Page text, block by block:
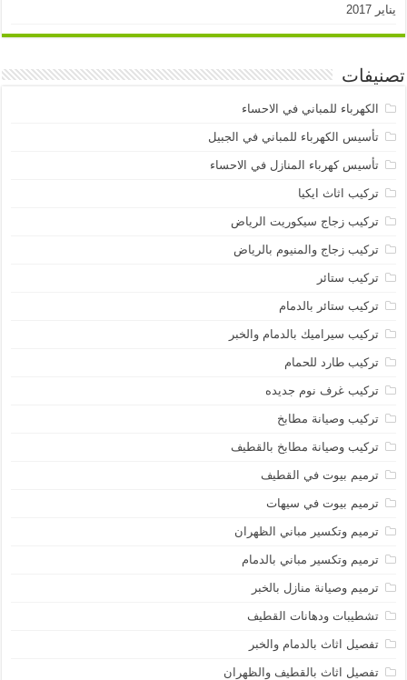
يناير 2017
تصنيفات
الكهرباء للمباني في الاحساء
تأسيس الكهرباء للمباني في الجبيل
تأسيس كهرباء المنازل في الاحساء
تركيب اثاث ايكيا
تركيب زجاج سيكوريت الرياض
تركيب زجاج والمنيوم بالرياض
تركيب ستائر
تركيب ستائر بالدمام
تركيب سيراميك بالدمام والخبر
تركيب طارد للحمام
تركيب غرف نوم جديده
تركيب وصيانة مطابخ
تركيب وصيانة مطابخ بالقطيف
ترميم بيوت في القطيف
ترميم بيوت في سيهات
ترميم وتكسير مباني الظهران
ترميم وتكسير مباني بالدمام
ترميم وصيانة منازل بالخبر
تشطيبات ودهانات القطيف
تفصيل اثاث بالدمام والخبر
تفصيل اثاث بالقطيف والظهران